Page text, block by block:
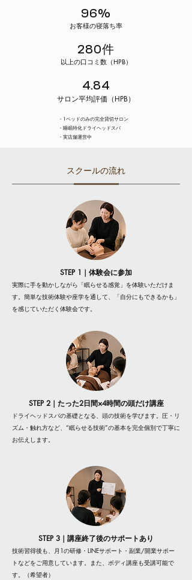
96%
お客様の寝落ち率
280件
以上の口コミ数（HPB）
4.84
サロン平均評価（HPB）
・1ベッドのみの完全貸切サロン
・睡眠特化ドライヘッドスパ
・実店舗運営中
スクールの流れ
STEP 1｜ 体験会に参加
実際に手を動かしながら「眠らせる感覚」を体験いただけま
す。 簡単な技術体験や座学を通して、
「自分にもできるかも」
を感じていただく体験会です。
STEP 2｜ たった2日間×4時間の頭だけ講座
ドライヘッドスパの基礎となる、頭の技術を学びます。 圧・リ
ズム・触れ方など、 “眠らせる技術”の基本を完全個別で丁寧に
お伝えします。
STEP 3｜ ​講座終了後のサポートあり​
技術習得後も、月1の研修・LINEサポート・ 副業/開業サポー
トなどをご用意しています。
また、ボディ講座も受講可能で
す。（希望者）